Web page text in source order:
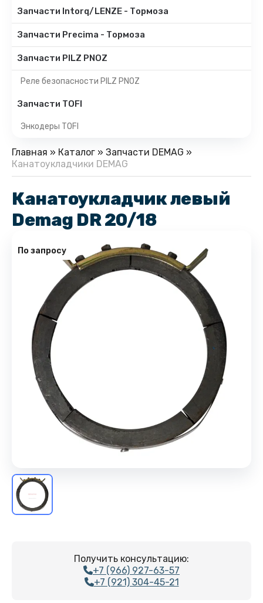
Запчасти Intorq/LENZE - Тормоза
Запчасти Precima - Тормоза
Запчасти PILZ PNOZ
Реле безопасности PILZ PNOZ
Запчасти TOFI
Энкодеры TOFI
Главная » Каталог » Запчасти DEMAG »
Канатоукладчики DEMAG
Канатоукладчик левый
Demag DR 20/18
По запросу
Получить консультацию:
+7 (966) 927-63-57
+7 (921) 304-45-21